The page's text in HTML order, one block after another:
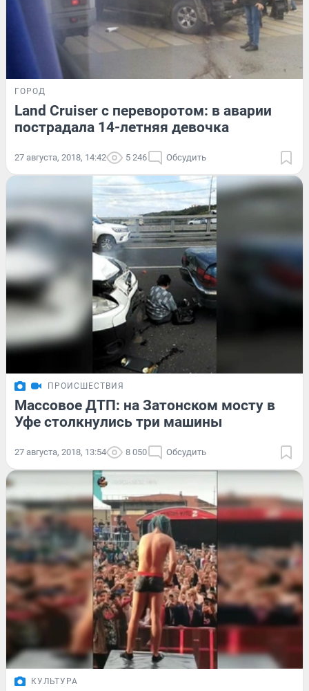
ГОРОД
Land Cruiser с переворотом: в аварии
пострадала 14-летняя девочка
27 августа, 2018, 14:42 5 246 Обсудить
ПРОИСШЕСТВИЯ
Массовое ДТП: на Затонском мосту в
Уфе столкнулись три машины
27 августа, 2018, 13:54 8 050 Обсудить
КУЛЬТУРА